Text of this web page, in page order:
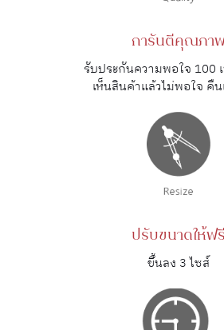
การันตีคุณภา
รับประกันความพอใจ 100
เห็นสินค้าแล้วไม่พอใจ คื
ปรับขนาดให้ฟรี
ขึ้นลง 3 ไซส์